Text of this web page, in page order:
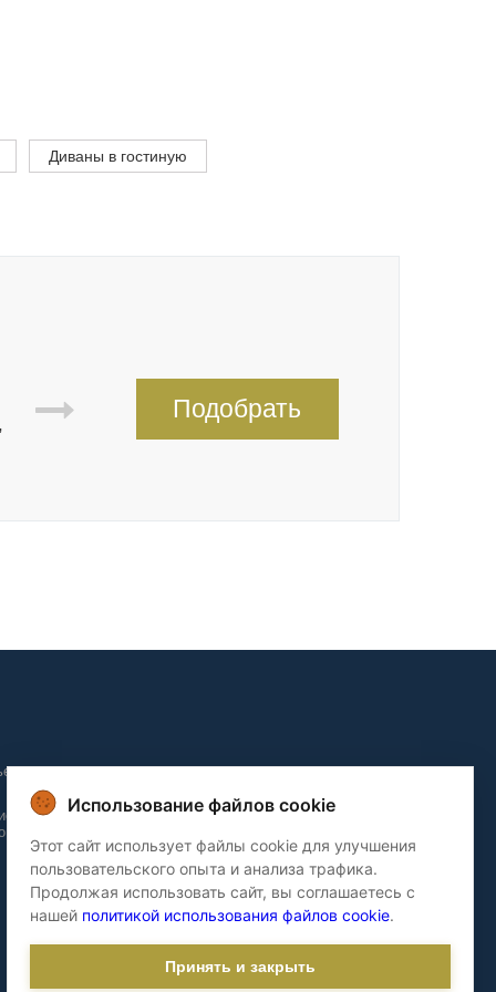
Диваны в гостиную
Подобрать
и
и
домов
Использование файлов cookie
Этот сайт использует файлы cookie для улучшения
пользовательского опыта и анализа трафика.
Продолжая использовать сайт, вы соглашаетесь с
нашей политикой использования файлов cookie.
Принять и закрыть